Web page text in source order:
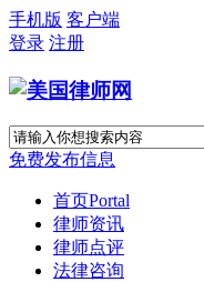
手机版 客户端
登录 注册
免费发布信息
首页Portal
律师资讯
律师点评
法律咨询